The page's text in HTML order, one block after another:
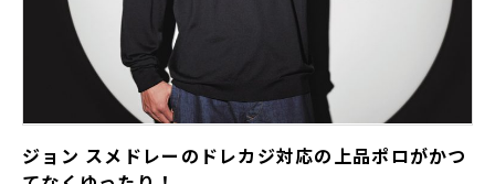
ジョン スメドレーのドレカジ対応の上品ポロがかつ